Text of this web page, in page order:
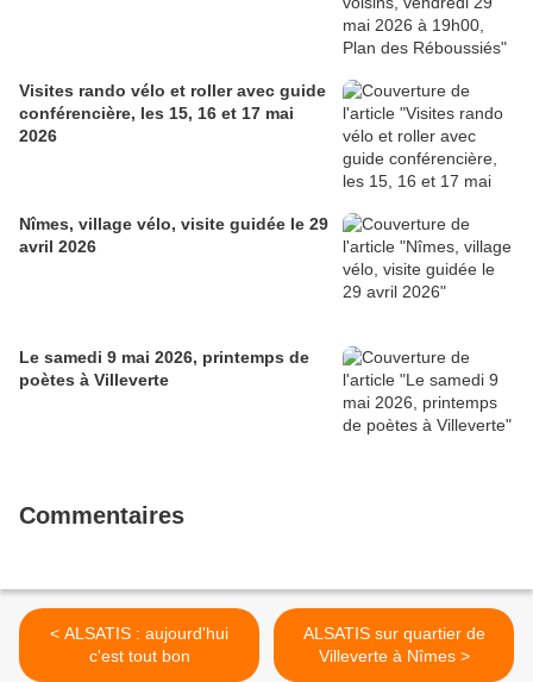
Visites rando vélo et roller avec guide
conférencière, les 15, 16 et 17 mai
2026
Nîmes, village vélo, visite guidée le 29
avril 2026
Le samedi 9 mai 2026, printemps de
poètes à Villeverte
Commentaires
< ALSATIS : aujourd'hui
c'est tout bon
ALSATIS sur quartier de
Villeverte à Nîmes >